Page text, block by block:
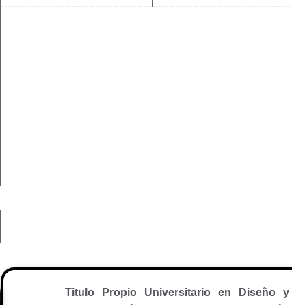
Titulo Propio Universitario en Diseño y